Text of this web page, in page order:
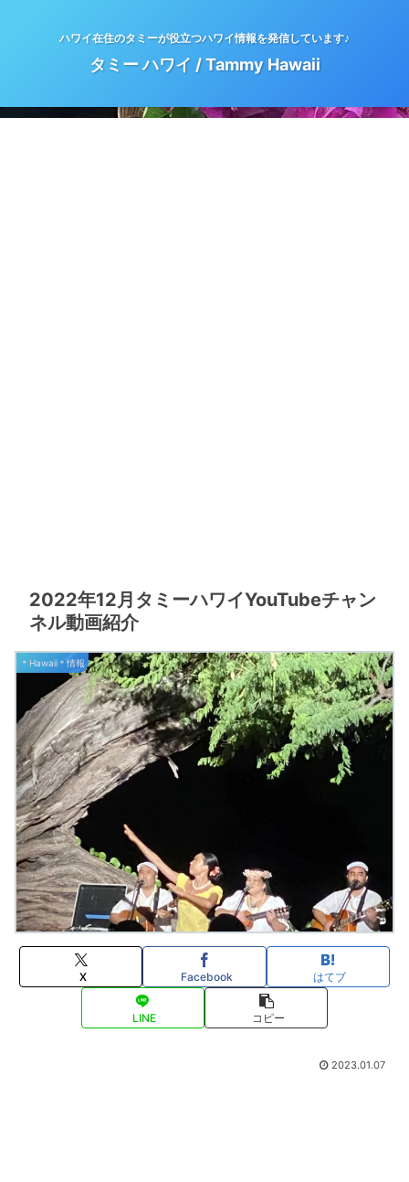
ハワイ在住のタミーが役立つハワイ情報を発信しています♪
タミー ハワイ / Tammy Hawaii
2022年12月タミーハワイYouTubeチャン
ネル動画紹介
＊Hawaii＊情報
X Facebook はてブ
LINE コピー
2023.01.07